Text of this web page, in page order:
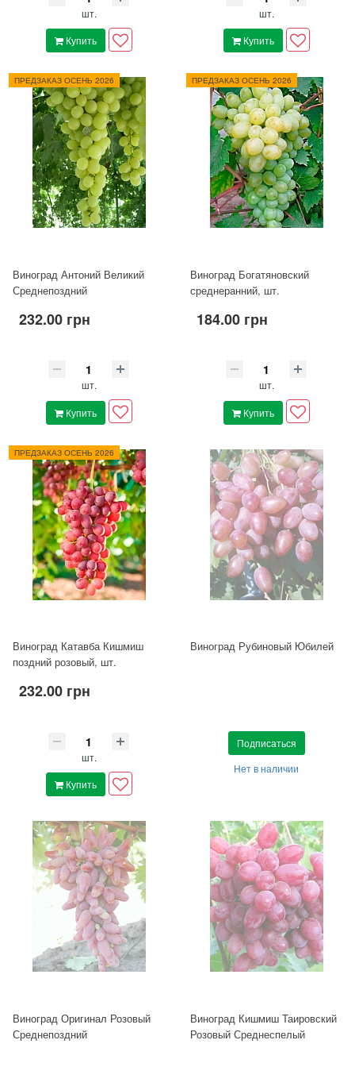
шт.
Купить
шт.
Купить
ПРЕДЗАКАЗ ОСЕНЬ 2026
Виноград Антоний Великий
Среднепоздний
232.00 грн
шт.
Купить
ПРЕДЗАКАЗ ОСЕНЬ 2026
Виноград Богатяновский
среднеранний, шт.
184.00 грн
шт.
Купить
ПРЕДЗАКАЗ ОСЕНЬ 2026
Виноград Катавба Кишмиш
поздний розовый, шт.
232.00 грн
шт.
Купить
Виноград Рубиновый Юбилей
Подписаться
Нет в наличии
Виноград Оригинал Розовый
Среднепоздний
Виноград Кишмиш Таировский
Розовый Среднеспелый